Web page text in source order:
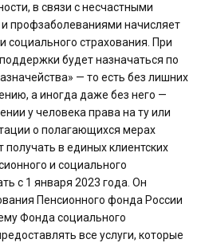
в связи с несчастными
профзаболеваниями начисляет
социального страхования. При
будет назначаться по
— то есть без лишних
а иногда даже без него —
у человека права на ту или
о полагающихся мерах
в единых клиентских
и социального
с 1 января 2023 года. Он
Пенсионного фонда России
Фонда социального
все услуги, которые